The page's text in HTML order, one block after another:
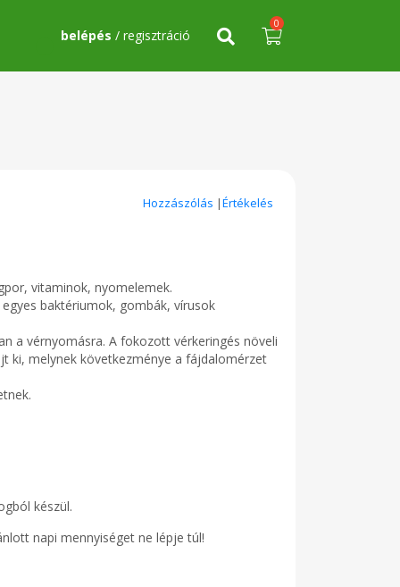
belépés / regisztráció
0
Hozzászólás |Értékelés
vitaminok, nyomelemek.
baktériumok, gombák, vírusok
a vérnyomásra. A fokozott vérkeringés növeli
ki, melynek következménye a fájdalomérzet
készül.
napi mennyiséget ne lépje túl!